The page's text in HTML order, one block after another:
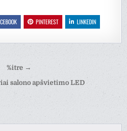
PINTEREST LINKEDIN
%itre →
salono apšvietimo LED